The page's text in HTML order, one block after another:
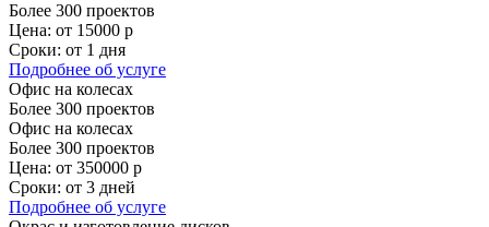
Более 300 проектов
Цена: от 15000 р
Сроки: от 1 дня
Подробнее об услуге
Офис на колесах
Более 300 проектов
Офис на колесах
Более 300 проектов
Цена: от 350000 р
Сроки: от 3 дней
Подробнее об услуге